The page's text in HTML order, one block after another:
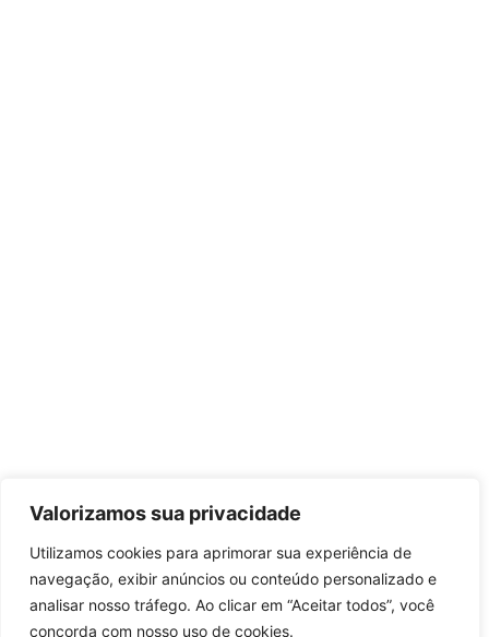
Valorizamos sua privacidade
Utilizamos cookies para aprimorar sua experiência de
navegação, exibir anúncios ou conteúdo personalizado e
analisar nosso tráfego. Ao clicar em “Aceitar todos”, você
concorda com nosso uso de cookies.